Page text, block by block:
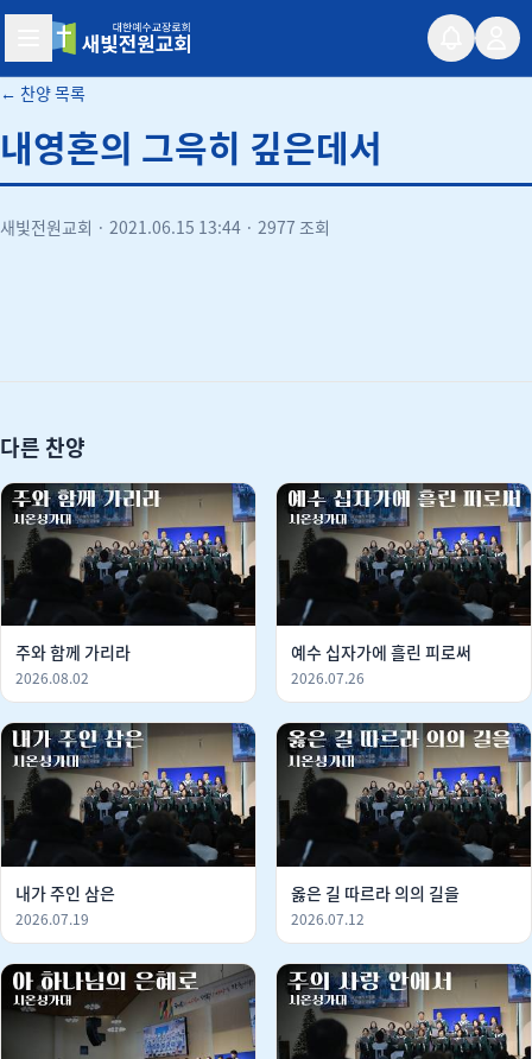
새빛전원교회
← 찬양 목록
내영혼의 그윽히 깊은데서
새빛전원교회 · 2021.06.15 13:44 · 2977 조회
다른 찬양
주와 함께 가리라
2026.08.02
예수 십자가에 흘린 피로써
2026.07.26
내가 주인 삼은
2026.07.19
옳은 길 따르라 의의 길을
2026.07.12